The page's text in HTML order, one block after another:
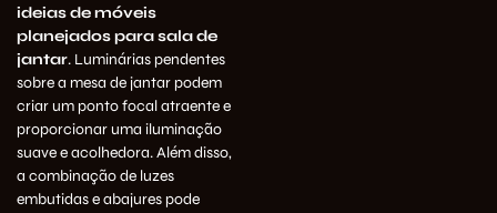
ideias de móveis
planejados para sala de
jantar. Luminárias pendentes
sobre a mesa de jantar podem
criar um ponto focal atraente e
proporcionar uma iluminação
suave e acolhedora. Além disso,
a combinação de luzes
embutidas e abajures pode